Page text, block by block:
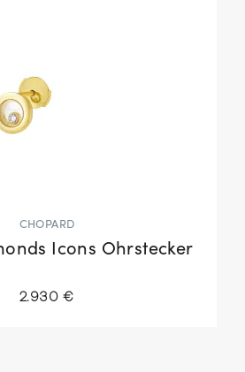
CHOPARD
Icons Ohrstecker
2.930 €